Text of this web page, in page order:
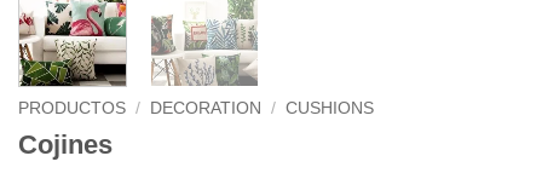
PRODUCTOS / DECORATION / CUSHIONS
Cojines